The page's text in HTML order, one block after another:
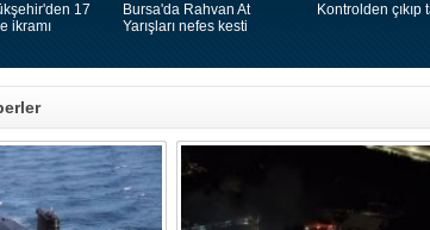
17
ikramı
Bursa'da Rahvan At
Yarışları nefes kesti
Kontrolden çıkıp